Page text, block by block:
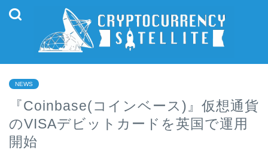
NEWS
『Coinbase(コインベース)』仮想通貨
のVISAデビットカードを英国で運用
開始